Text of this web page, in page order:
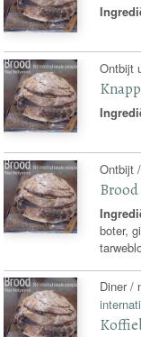
Ontbijt
Ontbijt
boter,
Diner /